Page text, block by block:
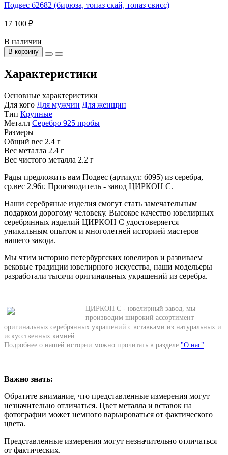
Подвес б2682 (бирюза, топаз скай, топаз свисс)
17 100 ₽
В наличии
В корзину
Характеристики
Основные характеристики
Для кого Для мужчин Для женщин
Тип Крупные
Металл Серебро 925 пробы
Размеры
Общий вес 2.4 г
Вес металла 2.4 г
Вес чистого металла 2.2 г
Рады предложить вам Подвес (артикул: б095) из серебра,
ср.вес 2.96г. Производитель - завод ЦИРКОН С.
Наши серебряные изделия смогут стать замечательным
подарком дорогому человеку. Высокое качество ювелирных
серебрянных изделий ЦИРКОН С удостоверяется
уникальным опытом и многолетней историей мастеров
нашего завода.
Мы чтим историю петербургских ювелиров и развиваем
вековые традиции ювелирного искусства, наши модельеры
разработали тысячи оригинальных украшений из серебра.
ЦИРКОН С - ювелирный завод, мы
производим широкий ассортимент
оригинальных серебрянных украшений с вставками из натуральных и
искусственных камней.
Подробнее о нашей истории можно прочитать в разделе "О нас"
Важно знать:
Обратите внимание, что представленные измерения могут
незначительно отличаться. Цвет металла и вставок на
фотографии может немного варьироваться от фактического
цвета.
Представленные измерения могут незначительно отличаться
от фактических.